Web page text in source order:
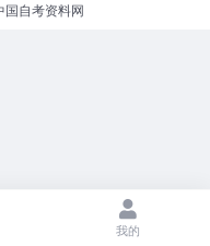
国自考资料网
我的